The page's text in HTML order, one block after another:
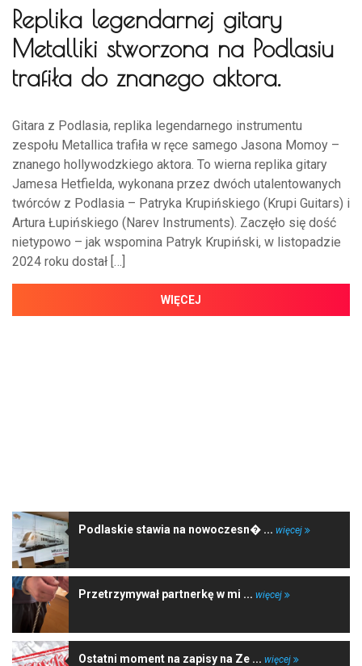
Replika legendarnej gitary
Metalliki stworzona na Podlasiu
trafiła do znanego aktora.
Gitara z Podlasia, replika legendarnego instrumentu
zespołu Metallica trafiła w ręce samego Jasona Momoy –
znanego hollywodzkiego aktora. To wierna replika gitary
Jamesa Hetfielda, wykonana przez dwóch utalentowanych
twórców z Podlasia – Patryka Krupińskiego (Krupi Guitars) i
Artura Łupińskiego (Narev Instruments). Zaczęło się dość
nietypowo – jak wspomina Patryk Krupiński, w listopadzie
2024 roku dostał […]
WIĘCEJ
Podlaskie stawia na nowoczesn� ... więcej
Przetrzymywał partnerkę w mi ... więcej
Ostatni moment na zapisy na Ze ... więcej